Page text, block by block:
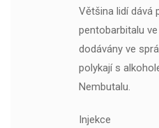
Většina lidí dává
pentobarbitalu
dodávány ve
polykají s
Nembutalu.
Injekce